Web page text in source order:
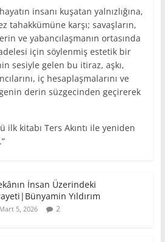
insanı kuşatan yalnızlığına,
tahakkümüne karşı; savaşların,
ve yabancılaşmanın ortasında
için söylenmiş estetik bir
sesiyle gelen bu itiraz, aşkı,
iç hesaplaşmalarını ve
derin süzgecinden geçirerek
kitabı Ters Akıntı ile yeniden
İnsan Üzerindeki
Yıldırım
Mart 5, 2026 2